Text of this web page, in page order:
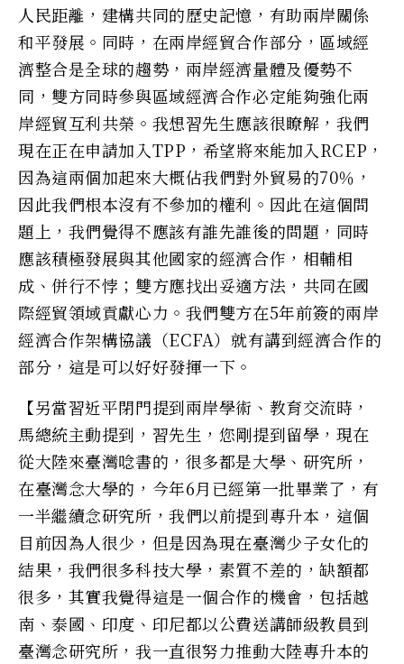
人民距離，建構共同的歷史記憶，有助兩岸關係
和平發展。同時，在兩岸經貿合作部分，區域經
濟整合是全球的趨勢，兩岸經濟量體及優勢不
同，雙方同時參與區域經濟合作必定能夠強化兩
岸經貿互利共榮。我想習先生應該很瞭解，我們
現在正在申請加入TPP，希望將來能加入RCEP，
因為這兩個加起來大概佔我們對外貿易的70％，
因此我們根本沒有不參加的權利。因此在這個問
題上，我們覺得不應該有誰先誰後的問題，同時
應該積極發展與其他國家的經濟合作，相輔相
成、併行不悖；雙方應找出妥適方法，共同在國
際經貿領域貢獻心力。我們雙方在5年前簽的兩岸
經濟合作架構協議（ECFA）就有講到經濟合作的
部分，這是可以好好發揮一下。
【另當習近平閉門提到兩岸學術、教育交流時，
馬總統主動提到，習先生，您剛提到留學，現在
從大陸來臺灣唸書的，很多都是大學、研究所，
在臺灣念大學的，今年6月已經第一批畢業了，有
一半繼續念研究所，我們以前提到專升本，這個
目前因為人很少，但是因為現在臺灣少子女化的
結果，我們很多科技大學，素質不差的，缺額都
很多，其實我覺得這是一個合作的機會，包括越
南、泰國、印度、印尼都以公費送講師級教員到
臺灣念研究所，我一直很努力推動大陸專升本的